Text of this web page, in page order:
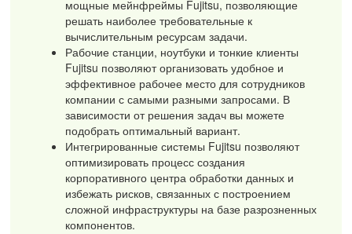
мощные мейнфреймы Fujitsu, позволяющие
решать наиболее требовательные к
вычислительным ресурсам задачи.
Рабочие станции, ноутбуки и тонкие клиенты
Fujitsu позволяют организовать удобное и
эффективное рабочее место для сотрудников
компании с самыми разными запросами. В
зависимости от решения задач вы можете
подобрать оптимальный вариант.
Интегрированные системы Fujitsu позволяют
оптимизировать процесс создания
корпоративного центра обработки данных и
избежать рисков, связанных с построением
сложной инфраструктуры на базе разрозненных
компонентов.